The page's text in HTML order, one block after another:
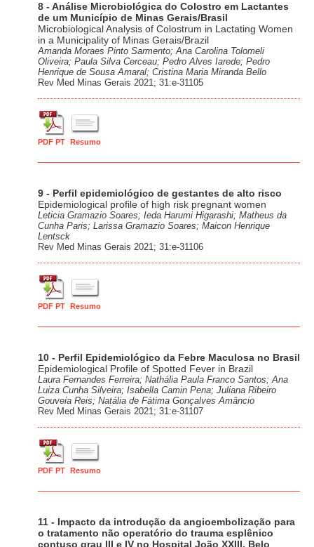
8 - Análise Microbiológica do Colostro em Lactantes
de um Município de Minas Gerais/Brasil
Microbiological Analysis of Colostrum in Lactating Women
in a Municipality of Minas Gerais/Brazil
Amanda Moraes Pinto Sarmento; Ana Carolina Tolomeli
Oliveira; Paula Silva Cerceau; Pedro Alves Iarede; Pedro
Henrique de Sousa Amaral; Cristina Maria Miranda Bello
Rev Med Minas Gerais 2021; 31:e-31105
PDF PT Resumo
9 - Perfil epidemiológico de gestantes de alto risco
Epidemiological profile of high risk pregnant women
Leticia Gramazio Soares; Ieda Harumi Higarashi; Matheus da
Cunha Paris; Larissa Gramazio Soares; Maicon Henrique
Lentsck
Rev Med Minas Gerais 2021; 31:e-31106
PDF PT Resumo
10 - Perfil Epidemiológico da Febre Maculosa no Brasil
Epidemiological Profile of Spotted Fever in Brazil
Laura Fernandes Ferreira; Nathália Paula Franco Santos; Ana
Luiza Cunha Silveira; Isabella Camin Pena; Juliana Ribeiro
Gouveia Reis; Natália de Fátima Gonçalves Amâncio
Rev Med Minas Gerais 2021; 31:e-31107
PDF PT Resumo
11 - Impacto da introdução da angioembolização para
o tratamento não operatório do trauma esplênico
contuso grau III e IV no Hospital João XXIII, Belo